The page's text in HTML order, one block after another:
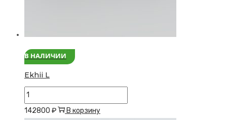
В НАЛИЧИИ
Ekhii L
Количество
товара
142800 ₽ В корзину